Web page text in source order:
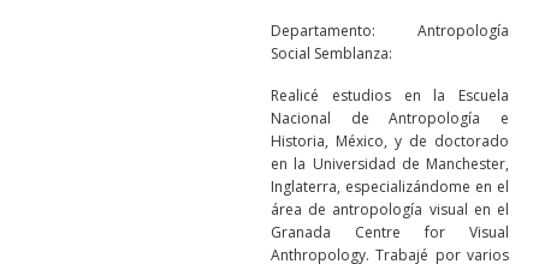
Departamento: Antropología
Social Semblanza:
Realicé estudios en la Escuela
Nacional de Antropología e
Historia, México, y de doctorado
en la Universidad de Manchester,
Inglaterra, especializándome en el
área de antropología visual en el
Granada Centre for Visual
Anthropology. Trabajé por varios